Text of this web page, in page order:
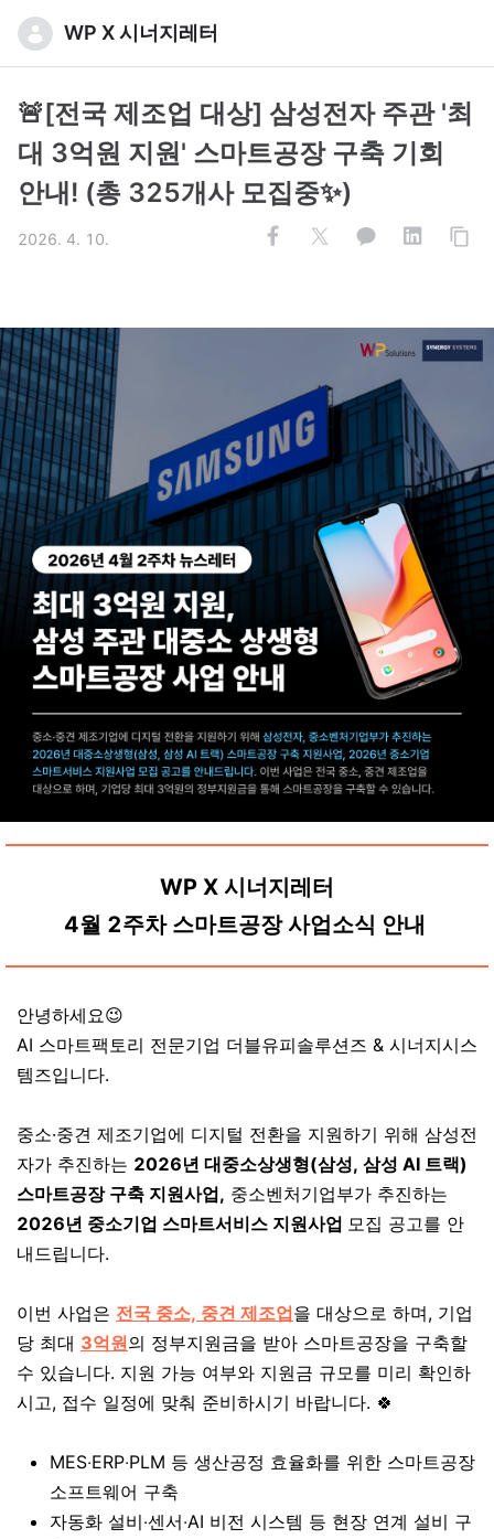
WP X 시너지레터
🚨[전국 제조업 대상] 삼성전자 주관 '최
대 3억원 지원' 스마트공장 구축 기회
안내! (총 325개사 모집중✨)
2026. 4. 10.
WP X 시너지레터
4월 2주차 스마트공장 사업소식 안내
안녕하세요😉
AI 스마트팩토리 전문기업 더블유피솔루션즈 & 시너지시스
템즈입니다.
중소·중견 제조기업에 디지털 전환을 지원하기 위해 삼성전
자가 추진하는 2026년 대중소상생형(삼성, 삼성 AI 트랙)
스마트공장 구축 지원사업, 중소벤처기업부가 추진하는
2026년 중소기업 스마트서비스 지원사업 모집 공고를 안
내드립니다.
이번 사업은 전국 중소, 중견 제조업을 대상으로 하며, 기업
당 최대 3억원의 정부지원금을 받아 스마트공장을 구축할
수 있습니다. 지원 가능 여부와 지원금 규모를 미리 확인하
시고, 접수 일정에 맞춰 준비하시기 바랍니다. 🍀
MES‧ERP‧PLM 등 생산공정 효율화를 위한 스마트공장
소프트웨어 구축
자동화 설비‧센서‧AI 비전 시스템 등 현장 연계 설비 구